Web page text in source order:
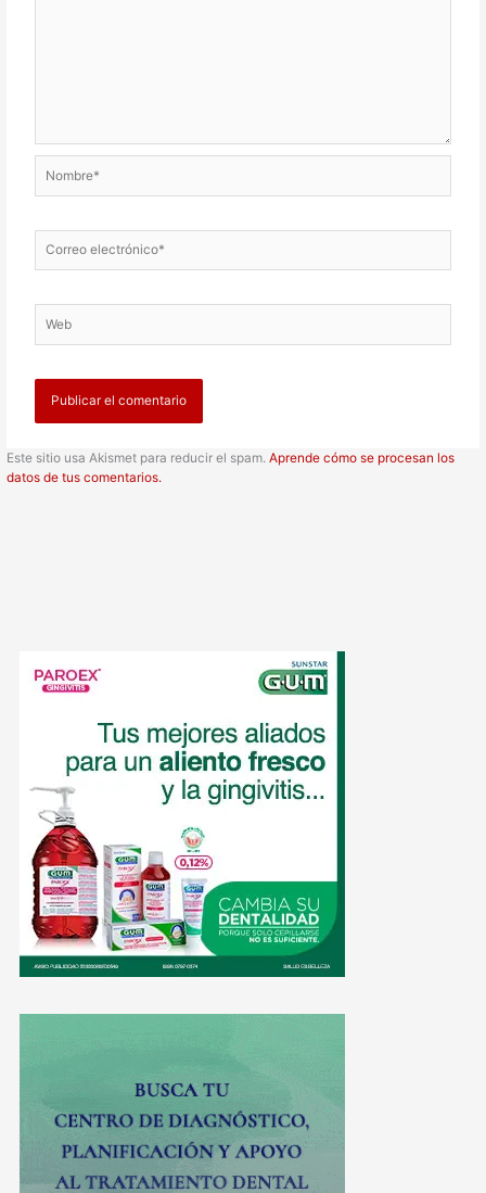
electrónico*
Este sitio usa Akismet para reducir el spam.Aprende cómo se procesan los
datos de tus comentarios.